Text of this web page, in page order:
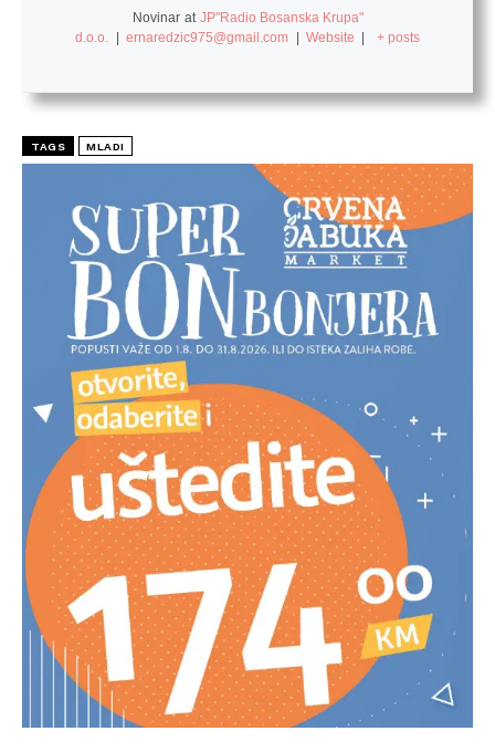
Novinar at JP"Radio Bosanska Krupa"
d.o.o.
ernaredzic975@gmail.com Website + posts
TAGS MLADI